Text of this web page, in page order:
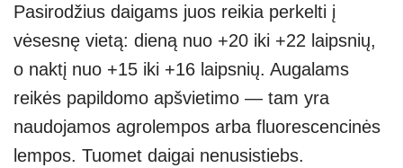
Pasirodžius daigams juos reikia perkelti į
vėsesnę vietą: dieną nuo +20 iki +22 laipsnių,
o naktį nuo +15 iki +16 laipsnių. Augalams
reikės papildomo apšvietimo — tam yra
naudojamos agrolempos arba fluorescencinės
lempos. Tuomet daigai nenusistiebs.